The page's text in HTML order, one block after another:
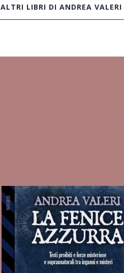
ALTRI LIBRI DI ANDREA VALERI